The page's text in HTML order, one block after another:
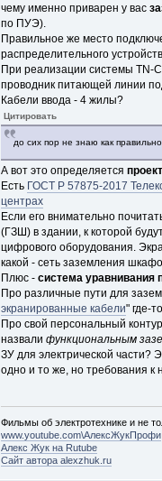
чему именно приварен у вас
по ПУЭ).
Правильное же место
распределительного
При реализации системы TN-
проводник питающей линии
Кабели ввода - 4 жилы?
Цитировать
до сих пор не знаю как
А вот это определяется
Есть ГОСТ Р 57875-2017
центрах
Если его внимательно
(ГЗШ) в здании, к которой
цифрового оборудования.
какой - сеть заземления
Плюс - система уравнивания
Про различные пути для
экранированные кабели" где-
Про свой персональный
назвали функциональным
ЗУ для электрической части?
одно и то же, но требования к
Фильмы об электротехнике и не
www.youtube.com\АлексЖукПрофи
Алекс Жук на Rutube
Сайт автора alexzhuk.ru